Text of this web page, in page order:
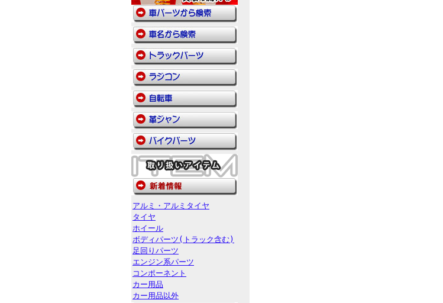
アルミ・アルミタイヤ
タイヤ
ホイール
ボディパーツ(トラック含む)
足回りパーツ
エンジン系パーツ
コンポーネント
カー用品
カー用品以外